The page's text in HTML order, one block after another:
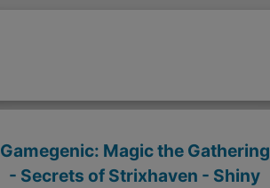
Gamegenic: Magic the Gathering
- Secrets of Strixhaven - Shiny